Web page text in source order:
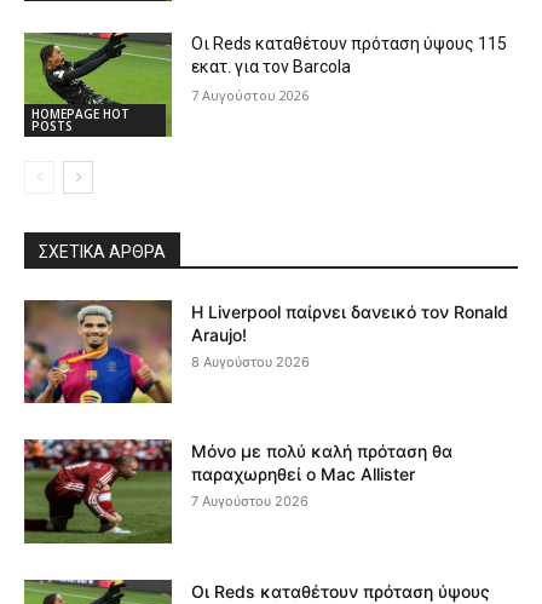
HOMEPAGE HOT
POSTS
Οι Reds καταθέτουν πρόταση ύψους 115
εκατ. για τον Barcola
7 Αυγούστου 2026
ΣΧΕΤΙΚΆ ΆΡΘΡΑ
Η Liverpool παίρνει δανεικό τον Ronald
Araujo!
8 Αυγούστου 2026
Μόνο με πολύ καλή πρόταση θα
παραχωρηθεί ο Mac Allister
7 Αυγούστου 2026
Οι Reds καταθέτουν πρόταση ύψους